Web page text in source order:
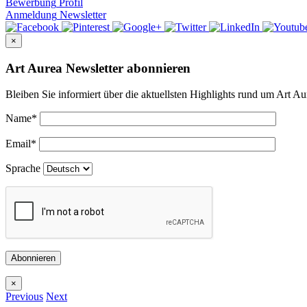
Bewerbung Profil
Anmeldung Newsletter
×
Art Aurea Newsletter abonnieren
Bleiben Sie informiert über die aktuellsten Highlights rund um Art
Name*
Email*
Sprache
Abonnieren
×
Previous Next